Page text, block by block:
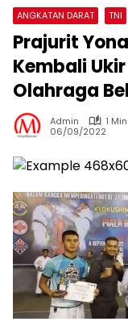
ANGKATAN DARAT TNI
Prajurit
Kembali
Olahraga
Admin
1
06/09/2022